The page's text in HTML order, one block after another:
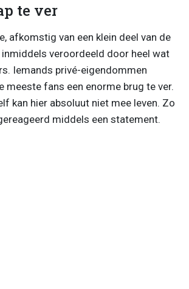
te ver
afkomstig van een klein deel van de
inmiddels veroordeeld door heel wat
Iemands privé-eigendommen
meeste fans een enorme brug te ver.
kan hier absoluut niet mee leven. Zo
middels een statement.